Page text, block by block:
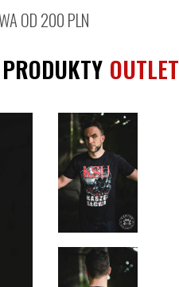
OD 200 PLN
PRODUKTY OUTLET